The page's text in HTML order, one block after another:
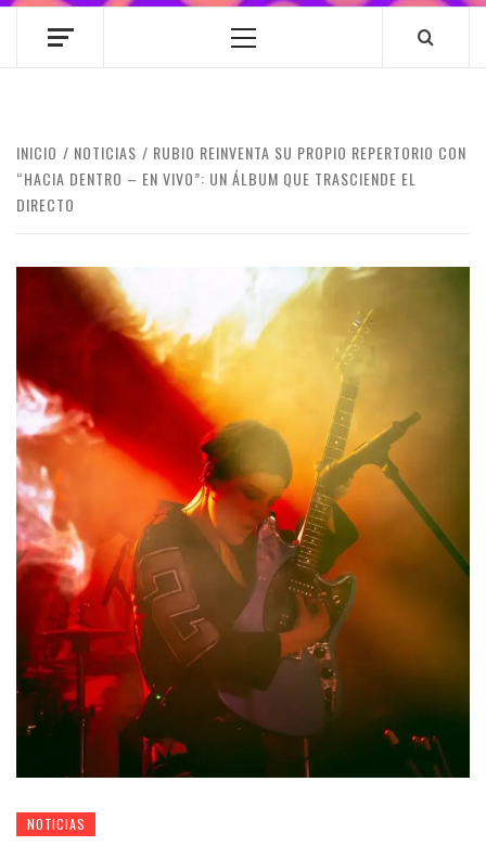
Menú
INICIO NOTICIAS
RUBIO REINVENTA SU PROPIO REPERTORIO CON
“HACIA DENTRO – EN VIVO”: UN ÁLBUM QUE TRASCIENDE EL
DIRECTO
NOTICIAS